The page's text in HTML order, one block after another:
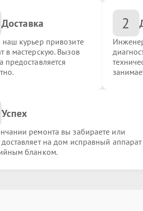
DVD-RAM
порта
видеочипа
питания
Доставка
курьер привозите
в мастерскую. Вызов
предоставляется
2
Успех
ремонта вы забираете или
доставляет на дом исправный аппарат
бланком.